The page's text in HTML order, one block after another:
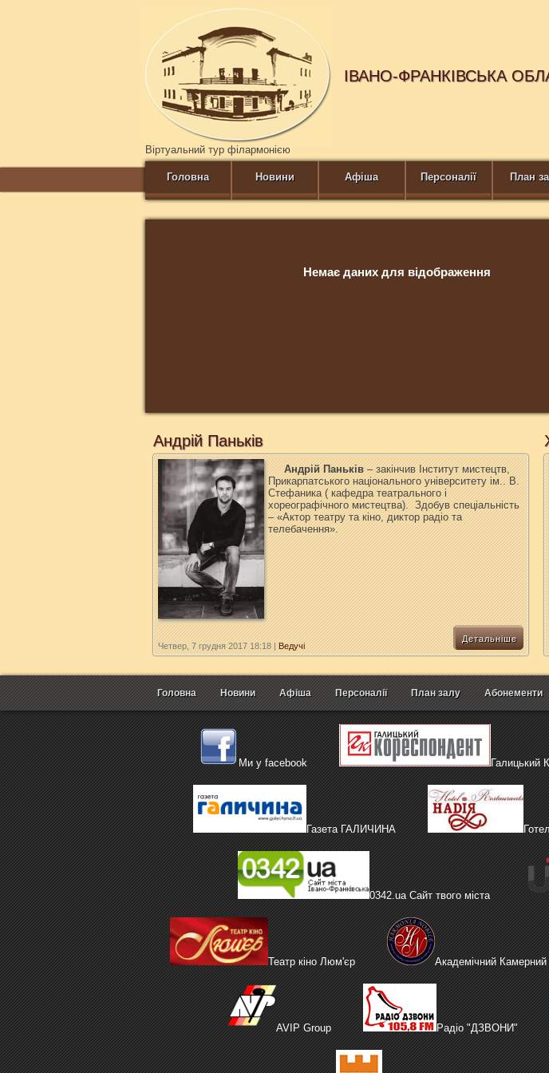
ІВАНО-ФРАНКІВСЬКА
Віртуальний тур філармонією
Головна Новини Афіша Персоналії План
Немає даних для відображення
Андрій Паньків
Андрій Паньків – закінчив Інститут мистецтв,
Прикарпатського національного університету ім.. В.
Стефаника ( кафедра театрального і
хореографічного мистецтва). Здобув спеціальність
– «Актор театру та кіно, диктор радіо та
телебачення».
Четвер, 7 грудня 2017 18:18 | Ведучі
Детальніше
Головна Новини Афіша Персоналії План залу Абонементи
Ми у facebook Галицький
Газета ГАЛИЧИНА
0342.ua Сайт твого міста
Театр кіно Люм'єр Академічний
AVIP Group Радіо "ДЗВОНИ"